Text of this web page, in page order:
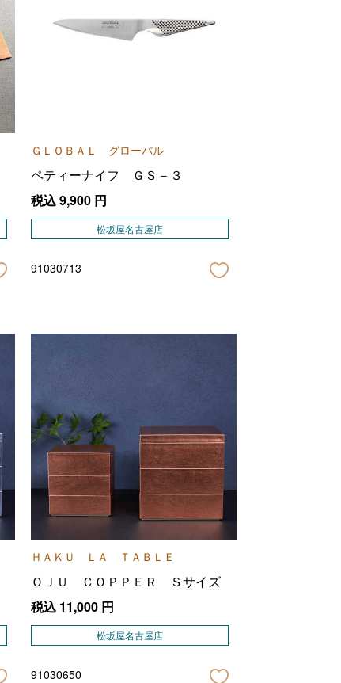
ＧＬＯＢＡＬ グローバル
ペティーナイフ ＧＳ－３
税込9,900 円
松坂屋名古屋店
91030713
ＨＡＫＵ ＬＡ ＴＡＢＬＥ
ＯＪＵ ＣＯＰＰＥＲ Ｓサイズ
税込 11,000 円
松坂屋名古屋店
91030650